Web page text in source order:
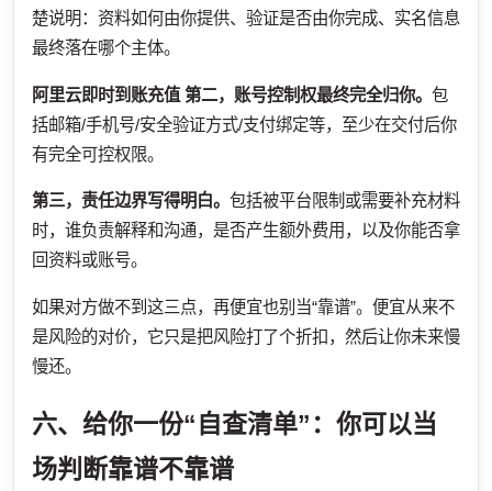
楚说明：资料如何由你提供、验证是否由你完成、实名信息
最终落在哪个主体。
阿里云即时到账充值 第二，账号控制权最终完全归你。 包
括邮箱/手机号/安全验证方式/支付绑定等，至少在交付后你
有完全可控权限。
第三，责任边界写得明白。 包括被平台限制或需要补充材料
时，谁负责解释和沟通，是否产生额外费用，以及你能否拿
回资料或账号。
如果对方做不到这三点，再便宜也别当“靠谱”。便宜从来不
是风险的对价，它只是把风险打了个折扣，然后让你未来慢
慢还。
六、给你一份“自查清单”：你可以当
场判断靠谱不靠谱